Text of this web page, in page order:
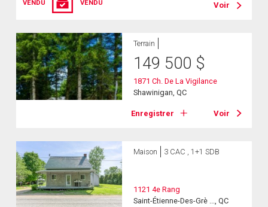
VENDU VENDU Voir
Terrain
149 500 $
1871 Ch. De La Vigilance
Shawinigan, QC
Enregistrer Voir
Maison 3 CAC , 1+1 SDB
1121 4e Rang
Saint-Étienne-Des-Grè ..., QC